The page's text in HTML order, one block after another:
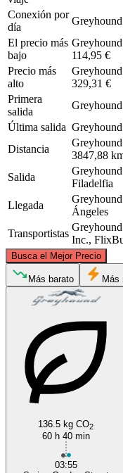
Conexión por
día
El precio más
bajo
114,95 €
Precio más
alto
329,31 €
Primera
salida
Última salida
Distancia
3847,88
Salida
Filadelfia
Llegada
Ángeles
Transportistas
Inc.,
Busca el Mejor Precio
Los Angeles, CA
Más barato Más
136.5 kg CO2
60 h 40 min
03:55